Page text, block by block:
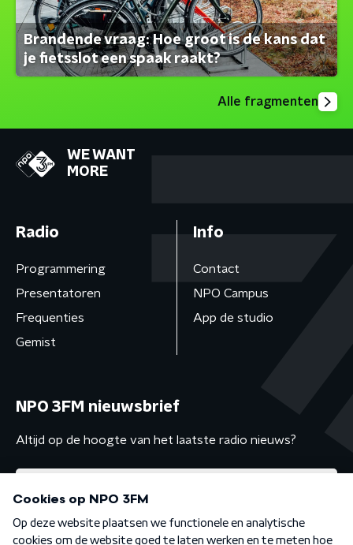
Brandende vraag: Hoe groot is de kans dat
je fietsslot een spaak raakt?
Alle fragmenten
WE WANT
MORE
Radio
Programmering
Presentatoren
Frequenties
Gemist
Info
Contact
NPO Campus
App de studio
NPO 3FM nieuwsbrief
Altijd op de hoogte van het laatste radio nieuws?